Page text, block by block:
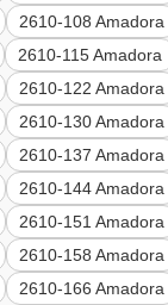
2610-108 Amadora
2610-115 Amadora
2610-122 Amadora
2610-130 Amadora
2610-137 Amadora
2610-144 Amadora
2610-151 Amadora
2610-158 Amadora
2610-166 Amadora